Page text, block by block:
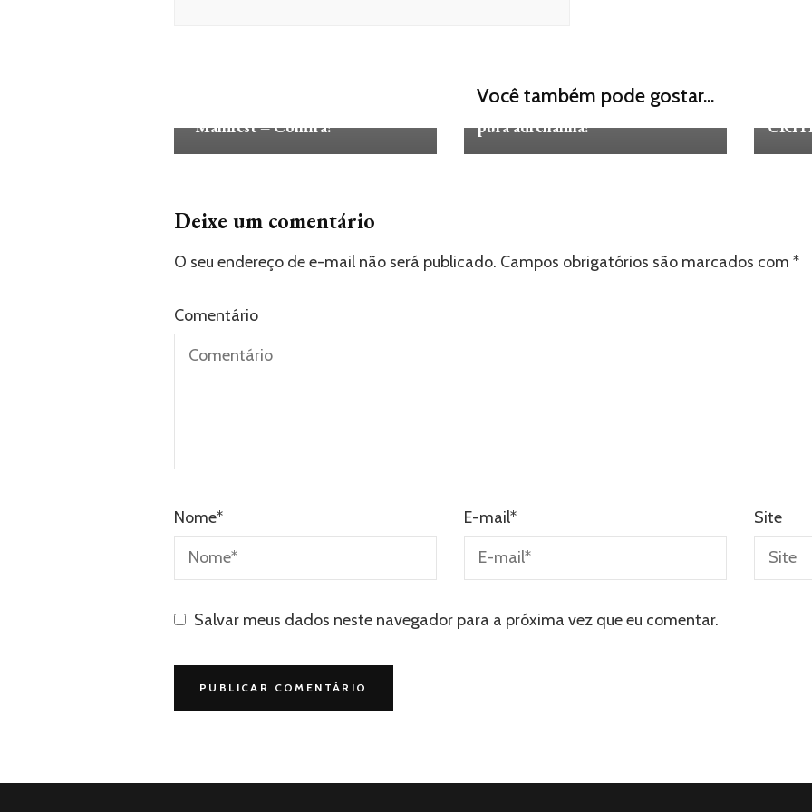
Você também pode gostar...
´´Manifest – Confira!
SAIU! Trailer Internacional de
‘G.I. Joe Origens: Snake Eyes’ é
pura adrenalina!
Deixe um comentário
O seu endereço de e-mail não será publicado. Campos obrigatórios são marcados com *
Comentário
Nome* E-mail* Site
Salvar meus dados neste navegador para a próxima vez que eu comentar.